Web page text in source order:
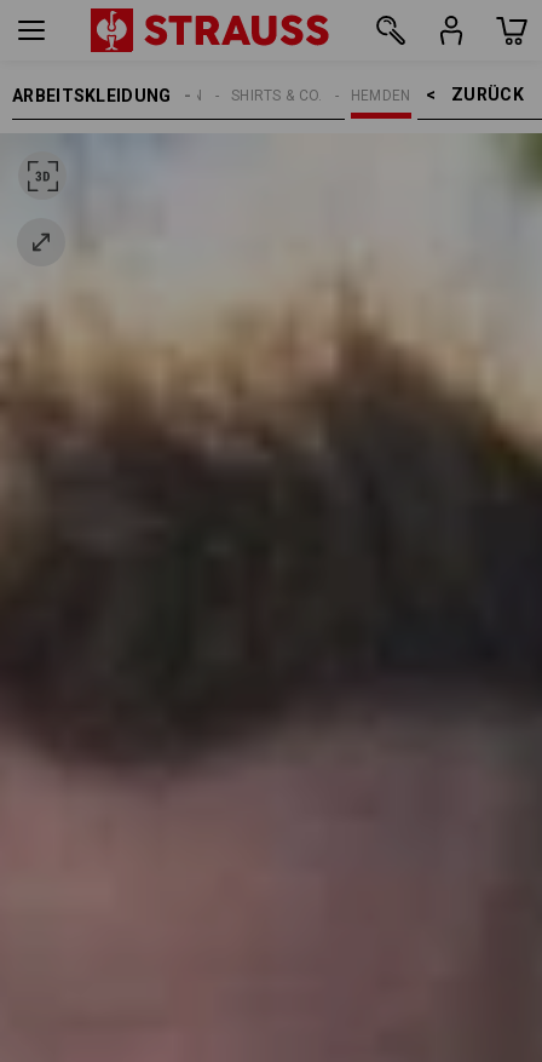
ARBEITSKLEIDUNG ZURÜCK    >
HEMDEN
SHIRTS & CO.
HERREN